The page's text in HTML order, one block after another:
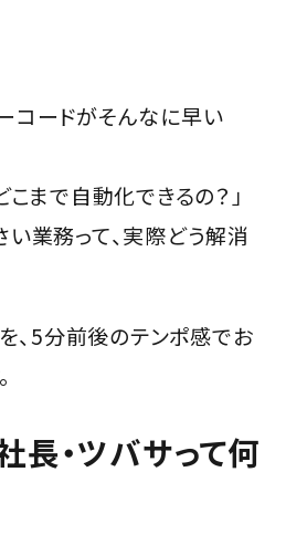
コードがそんなに早い
こまで自動化できるの？」
い業務って、実際どう解消
、5分前後のテンポ感でお
長・ツバサって何